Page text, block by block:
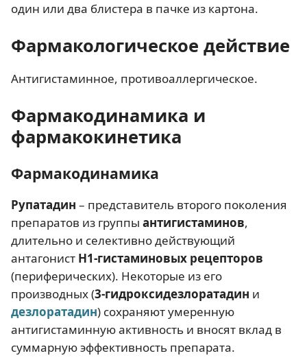
один или два блистера в пачке из картона.
Фармакологическое действие
Антигистаминное, противоаллергическое.
Фармакодинамика и
фармакокинетика
Фармакодинамика
Рупатадин – представитель второго поколения
препаратов из группы антигистаминов,
длительно и селективно действующий
антагонист H1-гистаминовых рецепторов
(периферических). Некоторые из его
производных (3-гидроксидезлоратадин и
дезлоратадин) сохраняют умеренную
антигистаминную активность и вносят вклад в
суммарную эффективность препарата.